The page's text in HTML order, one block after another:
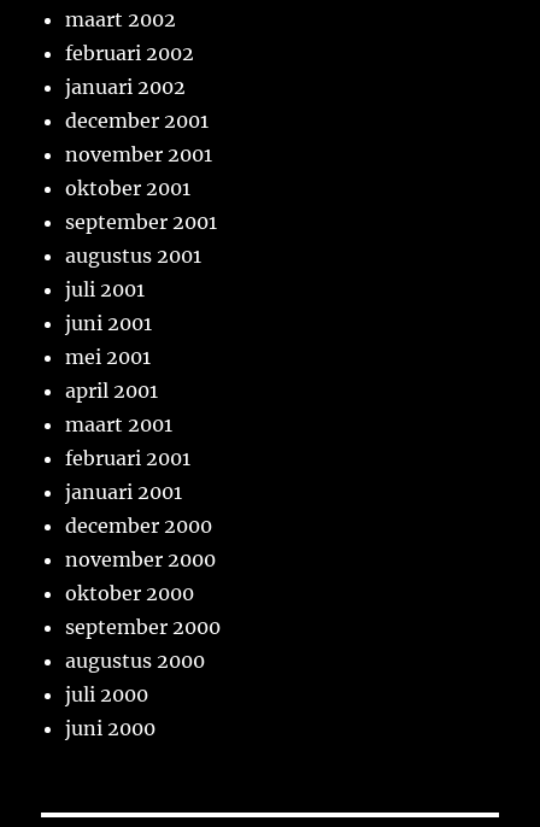
maart 2002
februari 2002
januari 2002
december 2001
november 2001
oktober 2001
september 2001
augustus 2001
juli 2001
juni 2001
mei 2001
april 2001
maart 2001
februari 2001
januari 2001
december 2000
november 2000
oktober 2000
september 2000
augustus 2000
juli 2000
juni 2000